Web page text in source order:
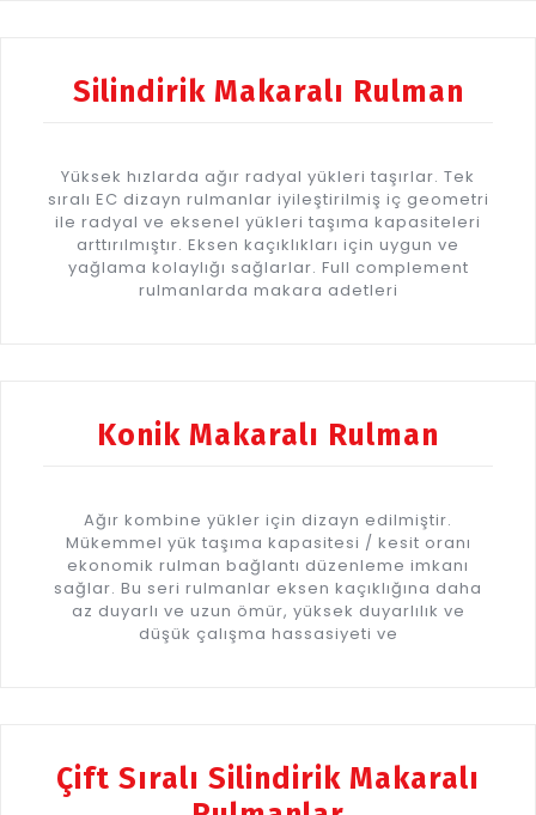
Silindirik Makaralı Rulman
Yüksek hızlarda ağır radyal yükleri taşırlar. Tek
sıralı EC dizayn rulmanlar iyileştirilmiş iç geometri
ile radyal ve eksenel yükleri taşıma kapasiteleri
arttırılmıştır. Eksen kaçıklıkları için uygun ve
yağlama kolaylığı sağlarlar. Full complement
rulmanlarda makara adetleri
Konik Makaralı Rulman
Ağır kombine yükler için dizayn edilmiştir.
Mükemmel yük taşıma kapasitesi / kesit oranı
ekonomik rulman bağlantı düzenleme imkanı
sağlar. Bu seri rulmanlar eksen kaçıklığına daha
az duyarlı ve uzun ömür, yüksek duyarlılık ve
düşük çalışma hassasiyeti ve
Çift Sıralı Silindirik Makaralı